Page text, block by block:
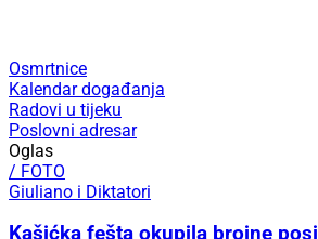
Osmrtnice
Kalendar događanja
Radovi u tijeku
Poslovni adresar
Oglas
/ FOTO
Giuliano i Diktatori
Kašićka fešta okupila brojne